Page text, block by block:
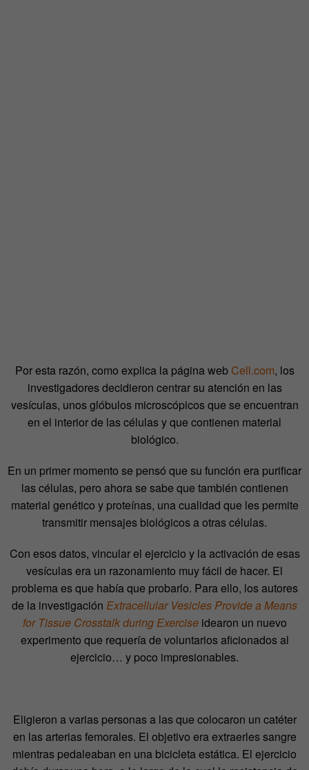
Por esta razón, como explica la página web Cell.com, los
investigadores decidieron centrar su atención en las
vesículas, unos glóbulos microscópicos que se encuentran
en el interior de las células y que contienen material
biológico.
En un primer momento se pensó que su función era purificar
las células, pero ahora se sabe que también contienen
material genético y proteínas, una cualidad que les permite
transmitir mensajes biológicos a otras células.
Con esos datos, vincular el ejercicio y la activación de esas
vesículas era un razonamiento muy fácil de hacer. El
problema es que había que probarlo. Para ello, los autores
de la investigación Extracellular Vesicles Provide a Means
for Tissue Crosstalk during Exerciseidearon un nuevo
experimento que requería de voluntarios aficionados al
ejercicio… y poco impresionables.
Eligieron a varias personas a las que colocaron un catéter
en las arterias femorales. El objetivo era extraerles sangre
mientras pedaleaban en una bicicleta estática. El ejercicio